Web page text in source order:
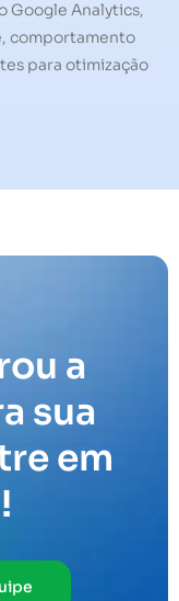
Google Analytics,
comportamento
para otimização
a
sua
em